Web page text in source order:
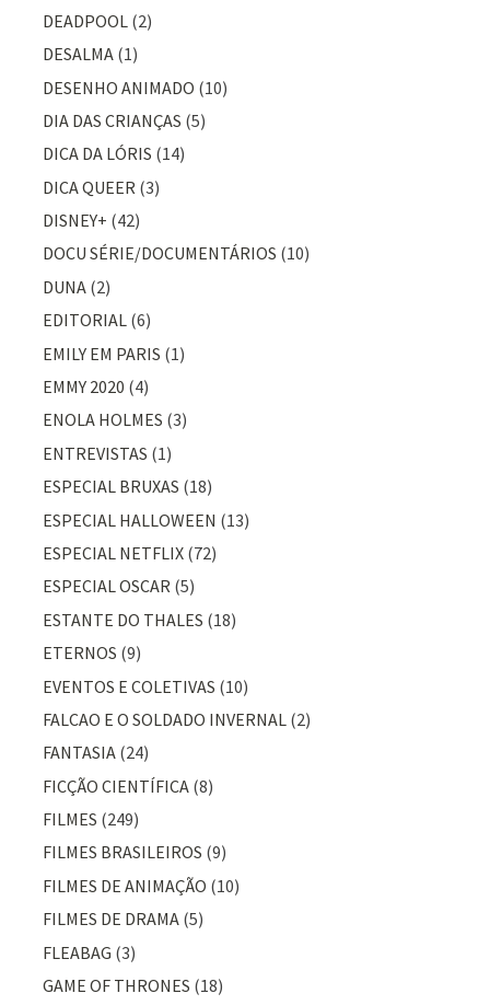
DEADPOOL (2)
DESALMA (1)
DESENHO ANIMADO (10)
DIA DAS CRIANÇAS (5)
DICA DA LÓRIS (14)
DICA QUEER (3)
DISNEY+ (42)
DOCU SÉRIE/DOCUMENTÁRIOS (10)
DUNA (2)
EDITORIAL (6)
EMILY EM PARIS (1)
EMMY 2020 (4)
ENOLA HOLMES (3)
ENTREVISTAS (1)
ESPECIAL BRUXAS (18)
ESPECIAL HALLOWEEN (13)
ESPECIAL NETFLIX (72)
ESPECIAL OSCAR (5)
ESTANTE DO THALES (18)
ETERNOS (9)
EVENTOS E COLETIVAS (10)
FALCAO E O SOLDADO INVERNAL (2)
FANTASIA (24)
FICÇÃO CIENTÍFICA (8)
FILMES (249)
FILMES BRASILEIROS (9)
FILMES DE ANIMAÇÃO (10)
FILMES DE DRAMA (5)
FLEABAG (3)
GAME OF THRONES (18)